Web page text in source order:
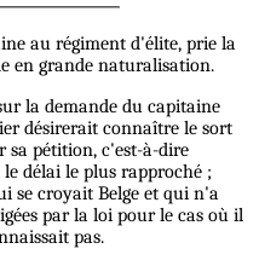
au régiment d'élite, prie la
en grande naturalisation.
la demande du capitaine
désirerait connaître le sort
sa pétition, c'est-à-dire
délai le plus rapproché ;
se croyait Belge et qui n'a
par la loi pour le cas où il
pas.